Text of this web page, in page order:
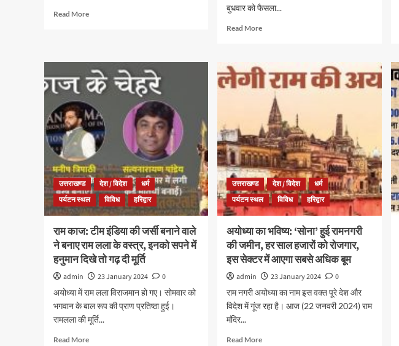
Read More
बुधवार को फैसला...
Read More
उत्तराखण्ड देश / विदेश
धर्म
पर्यटन स्थल
विविध हरिद्वार
राम काज: टीम इंडिया की जर्सी बनाने वाले
ने बनाए राम लला के वस्त्र, इनको सपने में
हनुमान दिखे तो गढ़ दी मूर्ति
admin 23 January 2024
0
अयोध्या में राम लला विराजमान हो गए। सोमवार को
भगवान के बाल रूप की प्राण प्रतिष्ठा हुई।
रामलला की मूर्ति...
Read More
उत्तराखण्ड देश / विदेश
धर्म
पर्यटन स्थल
विविध हरिद्वार
अयोध्या का भविष्य: ‘सोना’ हुई रामनगरी
की जमीन, हर साल हजारों को रोजगार,
इस सेक्टर में आएगा सबसे अधिक बूम
admin 23 January 2024
0
राम नगरी अयोध्या का नाम इस वक्त पूरे देश और
विदेश में गूंज रहा है। आज (22 जनवरी 2024) राम
मंदिर...
Read More